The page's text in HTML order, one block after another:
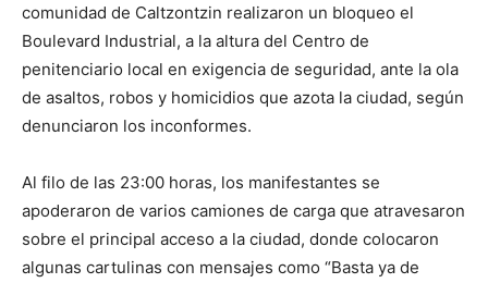
comunidad de Caltzontzin realizaron un bloqueo el
Boulevard Industrial, a la altura del Centro de
penitenciario local en exigencia de seguridad, ante la ola
de asaltos, robos y homicidios que azota la ciudad, según
denunciaron los inconformes.
Al filo de las 23:00 horas, los manifestantes se
apoderaron de varios camiones de carga que atravesaron
sobre el principal acceso a la ciudad, donde colocaron
algunas cartulinas con mensajes como “Basta ya de